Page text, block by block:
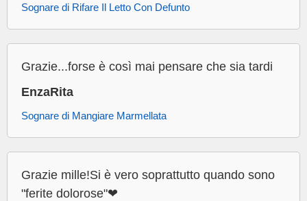
Sognare di Rifare Il Letto Con Defunto
Grazie...forse è così mai pensare che sia tardi
EnzaRita
Sognare di Mangiare Marmellata
Grazie mille!Si è vero soprattutto quando sono
"ferite dolorose"❤